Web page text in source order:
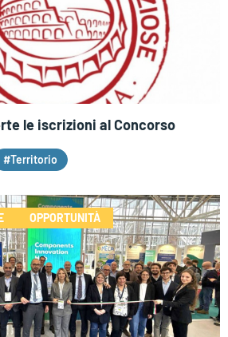
le iscrizioni al Concorso
#Territorio
OPPORTUNITÀ